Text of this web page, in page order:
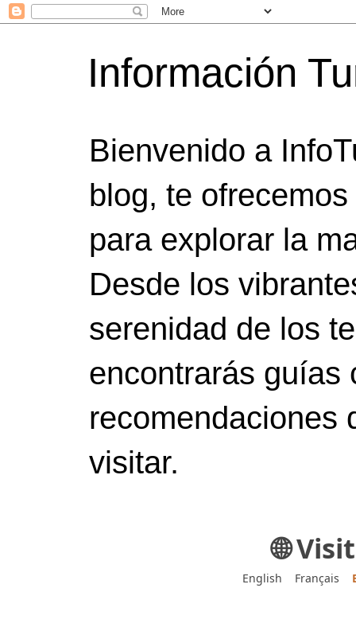
Información
Bienvenido a
blog, te
para explorar la
Desde los
serenidad de los
encontrarás guías
recomendaciones
visitar.
🌐
English Français